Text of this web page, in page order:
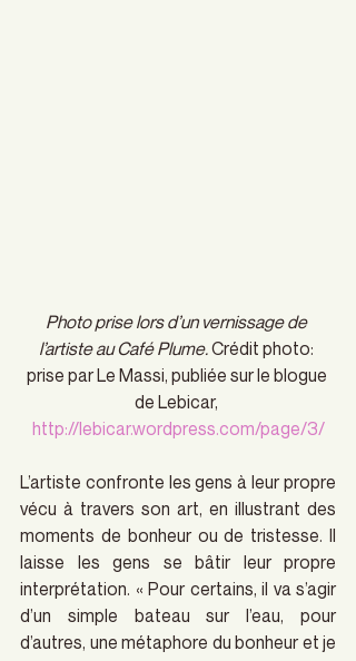
Photo prise lors d’un vernissage de
l’artiste au Café Plume. Crédit photo:
prise par Le Massi, publiée sur le blogue
de Lebicar,
http://lebicar.wordpress.com/page/3/
L’artiste confronte les gens à leur propre
vécu à travers son art, en illustrant des
moments de bonheur ou de tristesse. Il
laisse les gens se bâtir leur propre
interprétation. « Pour certains, il va s’agir
d’un simple bateau sur l’eau, pour
d’autres, une métaphore du bonheur et je